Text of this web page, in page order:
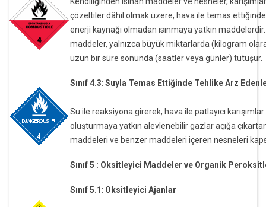
çözeltiler dâhil olmak üzere, hava ile temas
enerji kaynağı olmadan ısınmaya yatkın
maddeler, yalnızca büyük miktarlarda (kilogram
uzun bir süre sonunda (saatler veya günler) tutuşur.
Sınıf 4.3: Suyla Temas Ettiğinde Tehlike Arz
Su ile reaksiyona girerek, hava ile patlayıcı karışımlar
oluşturmaya yatkın alevlenebilir gazlar açığa
maddeleri ve benzer maddeleri içeren nesneleri
Sınıf 5 : Oksitleyici Maddeler ve Organik
Sınıf 5.1 : Oksitleyici Ajanlar